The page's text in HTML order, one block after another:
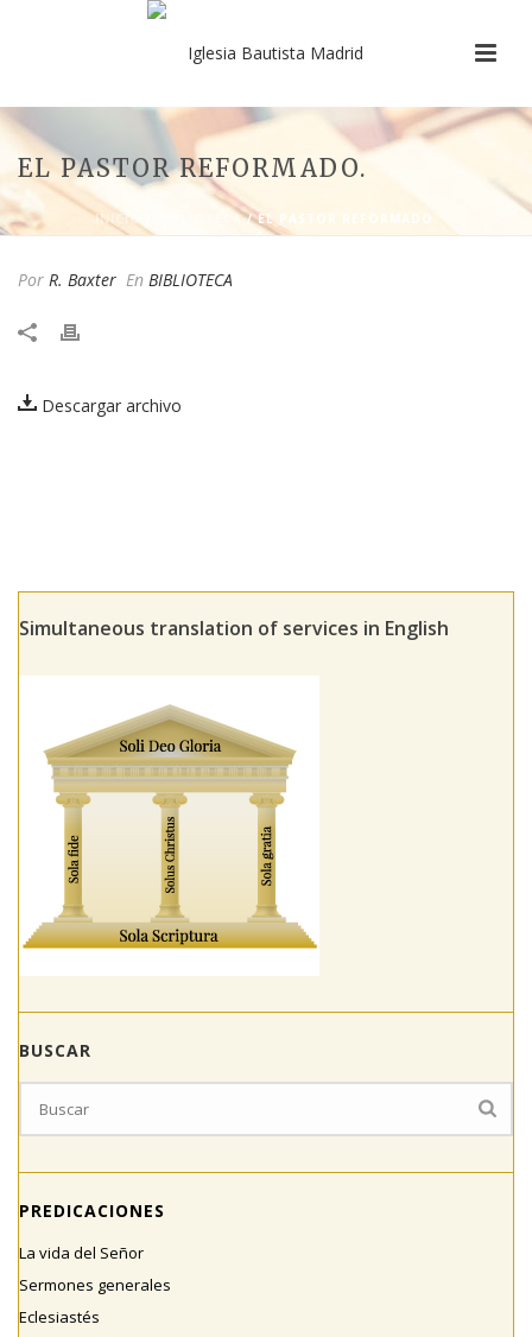
EL PASTOR REFORMADO.
INICIO BIBLIOTECA/ EL PASTOR REFORMADO.
Por R. Baxter En BIBLIOTECA
Descargar archivo
Simultaneous translation of services in English
BUSCAR
PREDICACIONES
La vida del Señor
Sermones generales
Eclesiastés